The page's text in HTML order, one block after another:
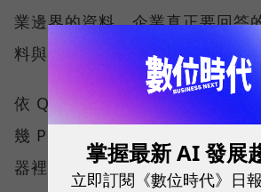
業邊界的資料。企業真正要回答
料與任務應該放在哪裡。
依 QNAP 觀察，客戶過去關心的
幾 PB，或備份速度有多快；現
器裡的資料要如何被 AI 活用。
掌握最新 AI 發展
立即訂閱《數位時代》日